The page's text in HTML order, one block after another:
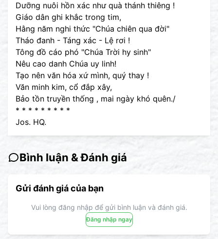
Dưỡng nuôi hồn xác như quà thánh thiêng !
Giáo dân ghi khắc trong tim,
Hằng năm nghi thức "Chúa chiên qua đời"
Tháo đanh - Táng xác - Lệ rơi !
Tông đồ cáo phó "Chúa Trời hy sinh"
Nêu cao danh Chúa uy linh!
Tạo nên văn hóa xứ mình, quý thay !
Văn minh kim, cổ đắp xây,
Bảo tồn truyền thống , mai ngày khó quên./
* * * * * * * * *
Jos. HQ.
Bình luận & Đánh giá
Gửi đánh giá của bạn
Vui lòng đăng nhập để gửi bình luận và đánh giá.
Đăng nhập ngay